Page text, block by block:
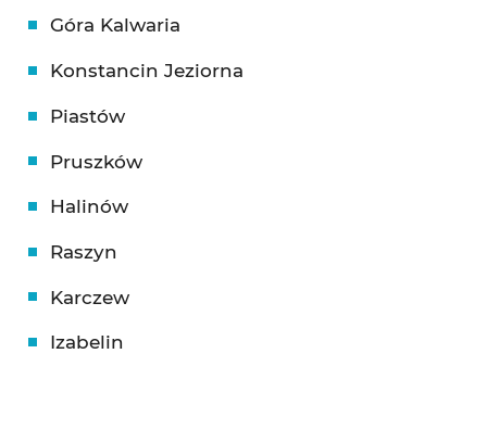
Góra Kalwaria
Konstancin Jeziorna
Piastów
Pruszków
Halinów
Raszyn
Karczew
Izabelin